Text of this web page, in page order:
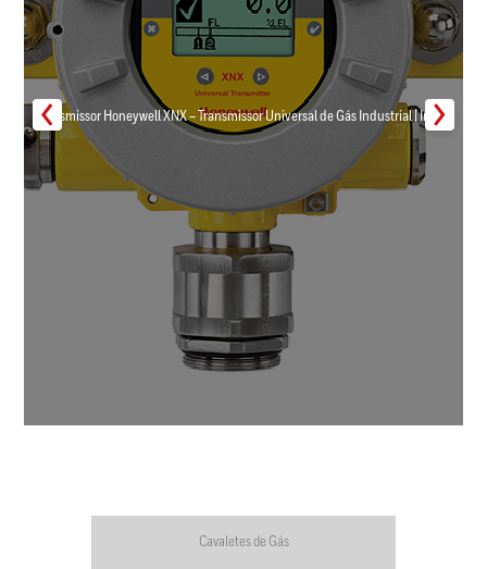
Transmissor Honeywell XNX – Transmissor Universal de Gás Industrial | Inmar
Cavaletes de Gás